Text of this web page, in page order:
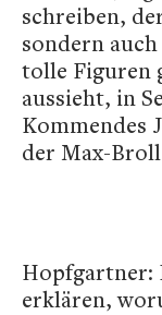
schreiben,
sondern
tolle Figuren
aussieht, in
Kommendes
der Max-
Hopfgartner:
erklären,